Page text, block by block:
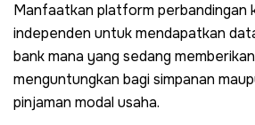
Manfaatkan platform perbandingan
independen untuk mendapatkan
bank mana yang sedang
menguntungkan bagi simpanan
pinjaman modal usaha.